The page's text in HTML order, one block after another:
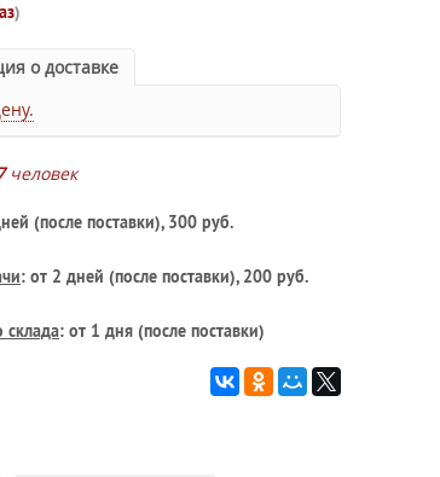
)
о доставке
человек
(после поставки), 300 руб.
: от 2 дней (после поставки), 200 руб.
склада: от 1 дня (после поставки)